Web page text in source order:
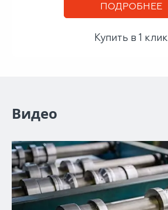
ПОДРОБНЕЕ
Купить в 1 клик
Видео